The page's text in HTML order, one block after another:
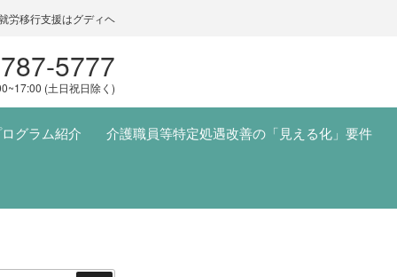
労移行支援はグディヘ
5777
(土日祝日除く)
グラム紹介 介護職員等特定処遇改善の「見える化」要件